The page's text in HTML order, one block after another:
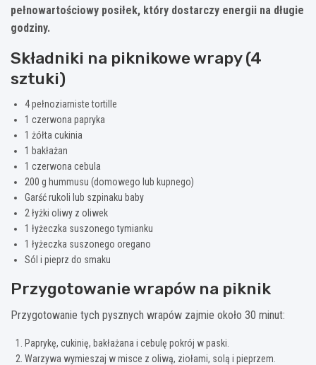
pełnowartościowy posiłek, który dostarczy energii na długie
godziny.
Składniki na piknikowe wrapy (4
sztuki)
4 pełnoziarniste tortille
1 czerwona papryka
1 żółta cukinia
1 bakłażan
1 czerwona cebula
200 g hummusu (domowego lub kupnego)
Garść rukoli lub szpinaku baby
2 łyżki oliwy z oliwek
1 łyżeczka suszonego tymianku
1 łyżeczka suszonego oregano
Sól i pieprz do smaku
Przygotowanie wrapów na piknik
Przygotowanie tych pysznych wrapów zajmie około 30 minut:
Paprykę, cukinię, bakłażana i cebulę pokrój w paski.
Warzywa wymieszaj w misce z oliwą, ziołami, solą i pieprzem.